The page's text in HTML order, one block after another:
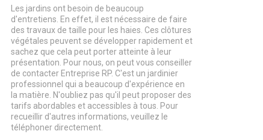
Les jardins ont besoin de beaucoup
d'entretiens. En effet, il est nécessaire de faire
des travaux de taille pour les haies. Ces clôtures
végétales peuvent se développer rapidement et
sachez que cela peut porter atteinte à leur
présentation. Pour nous, on peut vous conseiller
de contacter Entreprise RP. C'est un jardinier
professionnel qui a beaucoup d'expérience en
la matière. N'oubliez pas qu'il peut proposer des
tarifs abordables et accessibles à tous. Pour
recueillir d'autres informations, veuillez le
téléphoner directement.